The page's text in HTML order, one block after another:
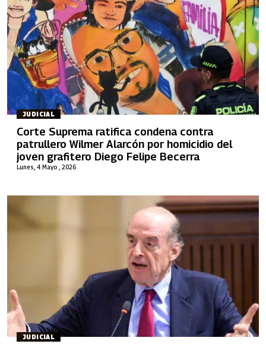
JUDICIAL
Lunes, 4 Mayo , 2026
Corte Suprema ratifica condena contra
patrullero Wilmer Alarcón por homicidio del
joven grafitero Diego Felipe Becerra
JUDICIAL